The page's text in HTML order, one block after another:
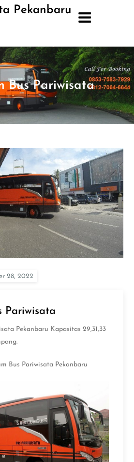
Pekanbaru
Bus Pariwisata
Pariwisata
Pekanbaru Kapasitas 29,31,33
Bus Pariwisata Pekanbaru